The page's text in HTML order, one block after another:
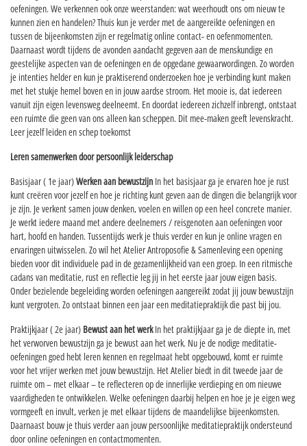
oefeningen. We verkennen ook onze weerstanden: wat weerhoudt ons om nieuw te
kunnen zien en handelen? Thuis kun je verder met de aangereikte oefeningen en
tussen de bijeenkomsten zijn er regelmatig online contact- en oefenmomenten.
Daarnaast wordt tijdens de avonden aandacht gegeven aan de menskundige en
geestelijke aspecten van de oefeningen en de opgedane gewaarwordingen. Zo worden
je intenties helder en kun je praktiserend onderzoeken hoe je verbinding kunt maken
met het stukje hemel boven en in jouw aardse stroom. Het mooie is, dat iedereen
vanuit zijn eigen levensweg deelneemt. En doordat iedereen zichzelf inbrengt, ontstaat
een ruimte die geen van ons alleen kan scheppen. Dit mee-maken geeft levenskracht.
Leer jezelf leiden en schep toekomst
Leren samenwerken door persoonlijk leiderschap
Basisjaar ( 1e jaar)Werken aan bewustzijn In het basisjaar ga je ervaren hoe je rust
kunt creëren voor jezelf en hoe je richting kunt geven aan de dingen die belangrijk voor
je zijn. Je verkent samen jouw denken, voelen en willen op een heel concrete manier.
Je werkt iedere maand met andere deelnemers / reisgenoten aan oefeningen voor
hart, hoofd en handen. Tussentijds werk je thuis verder en kun je online vragen en
ervaringen uitwisselen. Zo wil het Atelier Antroposofie & Samenleving een opening
bieden voor dit individuele pad in de gezamenlijkheid van een groep. In een ritmische
cadans van meditatie, rust en reflectie leg jij in het eerste jaar jouw eigen basis.
Onder bezielende begeleiding worden oefeningen aangereikt zodat jij jouw bewustzijn
kunt vergroten. Zo ontstaat binnen een jaar een meditatiepraktijk die past bij jou.
Praktijkjaar ( 2e jaar) Bewust aan het werkIn het praktijkjaar ga je de diepte in, met
het verworven bewustzijn ga je bewust aan het werk. Nu je de nodige meditatie-
oefeningen goed hebt leren kennen en regelmaat hebt opgebouwd, komt er ruimte
voor het vrijer werken met jouw bewustzijn. Het Atelier biedt in dit tweede jaar de
ruimte om – met elkaar – te reflecteren op de innerlijke verdieping en om nieuwe
vaardigheden te ontwikkelen. Welke oefeningen daarbij helpen en hoe je je eigen weg
vormgeeft en invult, verken je met elkaar tijdens de maandelijkse bijeenkomsten.
Daarnaast bouw je thuis verder aan jouw persoonlijke meditatiepraktijk ondersteund
door online oefeningen en contactmomenten.